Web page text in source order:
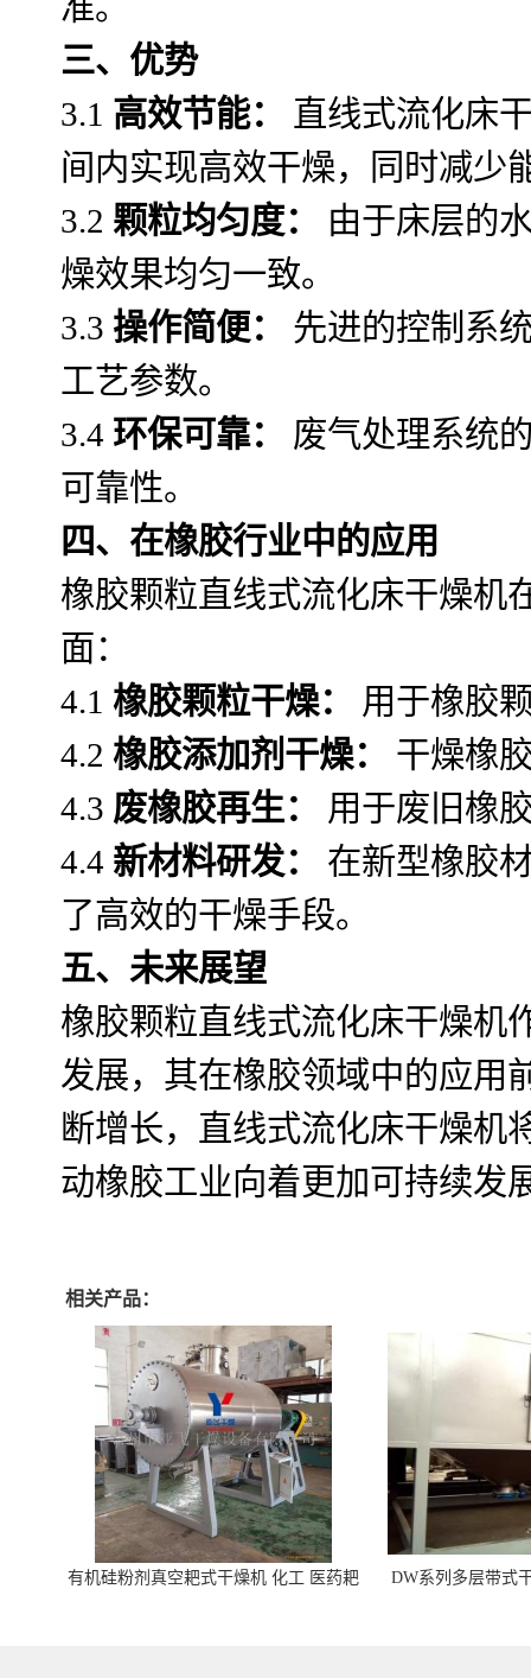
三、优势
3.1 高效节能：
直线式流化床
间内实现高效干燥，同时减少
3.2 颗粒均匀度：
由于床层的
燥效果均匀一致。
3.3 操作简便：
先进的控制系
工艺参数。
3.4 环保可靠：
废气处理系统
可靠性。
四、在橡胶行业中的应用
橡胶颗粒直线式流化床干燥机
面：
4.1 橡胶颗粒干燥：
用于橡胶
4.2 橡胶添加剂干燥：
干燥橡
4.3 废橡胶再生：
用于废旧橡
4.4 新材料研发：
在新型橡胶
了高效的干燥手段。
五、未来展望
橡胶颗粒直线式流化床干燥机
发展，其在橡胶领域中的应用
断增长，直线式流化床干燥机
动橡胶工业向着更加可持续发
相关产品：
有机硅粉剂真空耙式干燥机 化工 医药耙
DW系列多层带式